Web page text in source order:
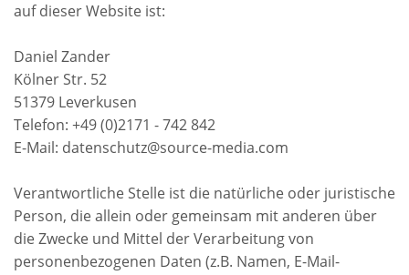
auf dieser Website ist:
Daniel Zander
Kölner Str. 52
51379 Leverkusen
Telefon: +49 (0)2171 - 742 842
E-Mail: datenschutz@source-media.com
Verantwortliche Stelle ist die natürliche oder juristische
Person, die allein oder gemeinsam mit anderen über
die Zwecke und Mittel der Verarbeitung von
personenbezogenen Daten (z.B. Namen, E-Mail-